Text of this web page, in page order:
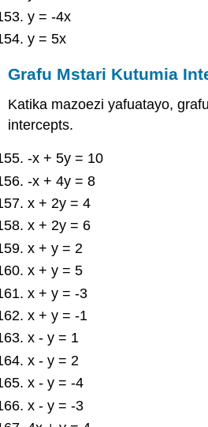
y = -4x
y = 5x
Grafu Mstari Kutumia
Katika mazoezi yafuatayo,
intercepts.
-x + 5y = 10
-x + 4y = 8
x + 2y = 4
x + 2y = 6
x + y = 2
x + y = 5
x + y = -3
x + y = -1
x - y = 1
x - y = 2
x - y = -4
x - y = -3